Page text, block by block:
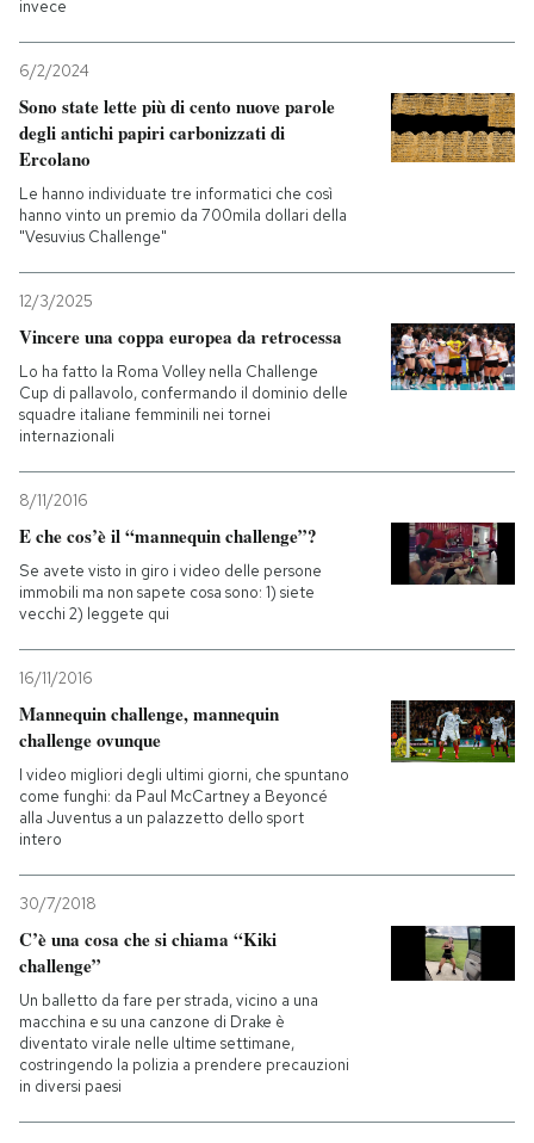
invece
6/2/2024
Sono state lette più di cento nuove parole
degli antichi papiri carbonizzati di
Ercolano
Le hanno individuate tre informatici che così
hanno vinto un premio da 700mila dollari della
"Vesuvius Challenge"
12/3/2025
Vincere una coppa europea da retrocessa
Lo ha fatto la Roma Volley nella Challenge
Cup di pallavolo, confermando il dominio delle
squadre italiane femminili nei tornei
internazionali
8/11/2016
E che cos’è il “mannequin challenge”?
Se avete visto in giro i video delle persone
immobili ma non sapete cosa sono: 1) siete
vecchi 2) leggete qui
16/11/2016
Mannequin challenge, mannequin
challenge ovunque
I video migliori degli ultimi giorni, che spuntano
come funghi: da Paul McCartney a Beyoncé
alla Juventus a un palazzetto dello sport
intero
30/7/2018
C’è una cosa che si chiama “Kiki
challenge”
Un balletto da fare per strada, vicino a una
macchina e su una canzone di Drake è
diventato virale nelle ultime settimane,
costringendo la polizia a prendere precauzioni
in diversi paesi